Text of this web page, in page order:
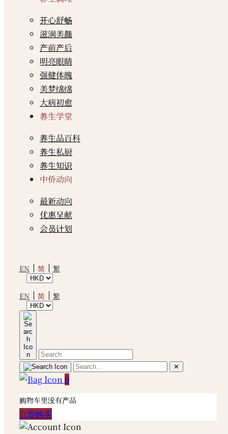
开心舒畅
滋润美颜
产前产后
明亮眼睛
强健体魄
美梦绵绵
大病初愈
养生学堂
养生品百科
养生私厨
养生知识
中侨动向
最新动向
优惠呈献
会员计划
EN 简 繁
EN 简 繁
✕
0
购物车里没有产品
立即购买